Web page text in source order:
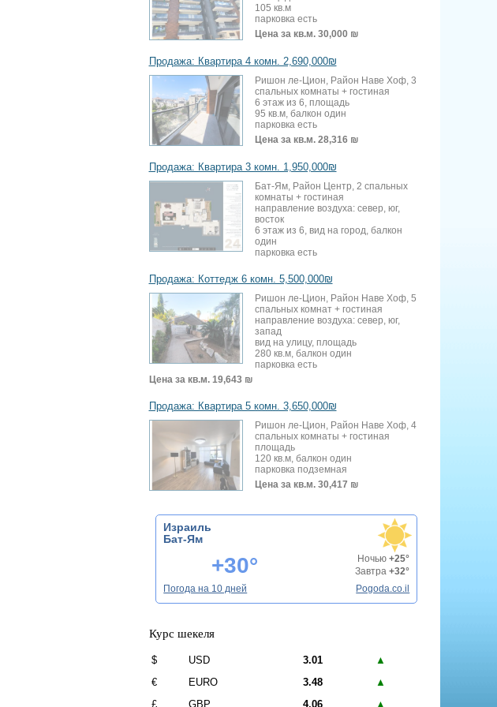
105 кв.м
парковка есть
Цена за кв.м. 30,000 ₪
Продажа: Квартира 4 комн. 2,690,000₪
Ришон ле-Цион, Район Наве Хоф, 3
спальных комнаты + гостиная
6 этаж из 6, площадь
95 кв.м, балкон один
парковка есть
Цена за кв.м. 28,316 ₪
Продажа: Квартира 3 комн. 1,950,000₪
Бат-Ям, Район Центр, 2 спальных
комнаты + гостиная
направление воздуха: север, юг,
восток
6 этаж из 6, вид на город, балкон
один
парковка есть
Продажа: Коттедж 6 комн. 5,500,000₪
Ришон ле-Цион, Район Наве Хоф, 5
спальных комнат + гостиная
направление воздуха: север, юг,
запад
вид на улицу, площадь
280 кв.м, балкон один
парковка есть
Цена за кв.м. 19,643 ₪
Продажа: Квартира 5 комн. 3,650,000₪
Ришон ле-Цион, Район Наве Хоф, 4
спальных комнаты + гостиная
площадь
120 кв.м, балкон один
парковка подземная
Цена за кв.м. 30,417 ₪
Израиль
Бат-Ям
+30° Ночью+25°
Завтра+32°
Погода на 10 дней
Pogoda.co.il
Курс шекеля
$ USD 3.01
▲
€
EURO 3.48
▲
£
GBP 4.06 ▲